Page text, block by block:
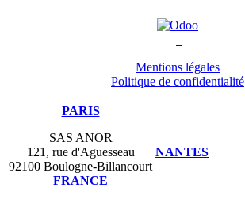
Mentions légales
Politique de confidentialité
PARIS
SAS ANOR
121, rue d'Aguesseau
92100 Boulogne-Billancourt
FRANCE
NANTES